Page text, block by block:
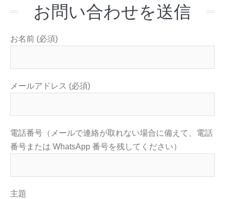
お問い合わせを送信
お名前 (必須)
メールアドレス (必須)
電話番号（メールで連絡が取れない場合に備えて、電話
番号または WhatsApp 番号を残してください）
主題